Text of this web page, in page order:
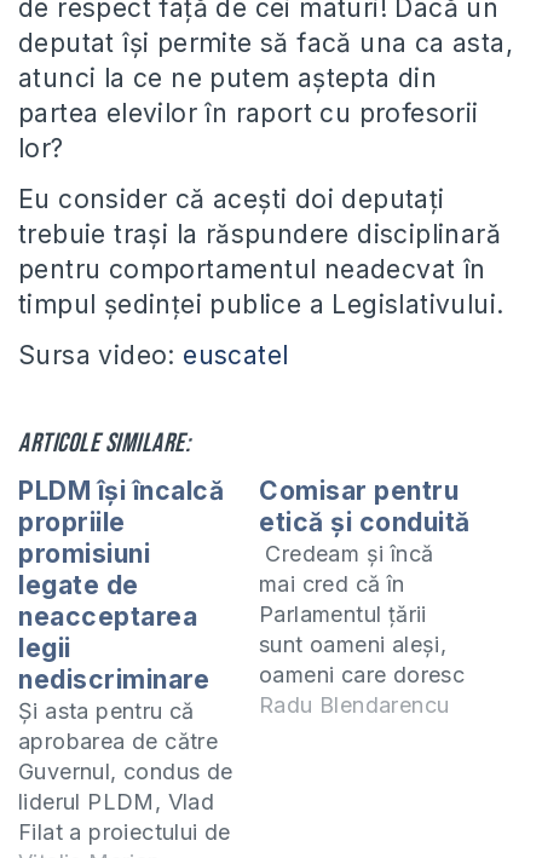
de respect faţă de cei maturi! Dacă un
deputat îşi permite să facă una ca asta,
atunci la ce ne putem aştepta din
partea elevilor în raport cu profesorii
lor?
Eu consider că aceşti doi deputaţi
trebuie traşi la răspundere disciplinară
pentru comportamentul neadecvat în
timpul şedinţei publice a Legislativului.
Sursa video: euscatel
Articole similare:
PLDM îşi încalcă
propriile
promisiuni
legate de
neacceptarea
legii
nediscriminare
Şi asta pentru că
aprobarea de către
Guvernul, condus de
liderul PLDM, Vlad
Filat a proiectului de
Comisar pentru
etică și conduită
Credeam și încă
mai cred că în
Parlamentul țării
sunt oameni aleși,
oameni care doresc
să schimbe spre
Radu Blendarencu